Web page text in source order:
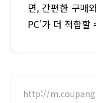
면, 간편한 구매
PC'가 더 적합할
http://